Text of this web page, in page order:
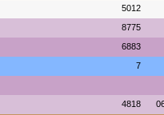
5012
8775
6883
7
4818